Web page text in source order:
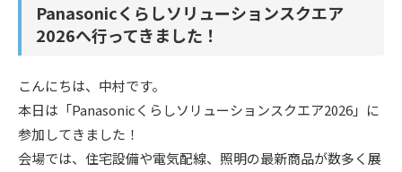
よくあるご質問
ブログ
ニュース
Panasonicくらしソリューションスクエア
2026へ行ってきました！
こんにちは、中村です。
本日は「Panasonicくらしソリューションスクエア2026」に
参加してきました！
会場では、住宅設備や電気配線、照明の最新商品が数多く展